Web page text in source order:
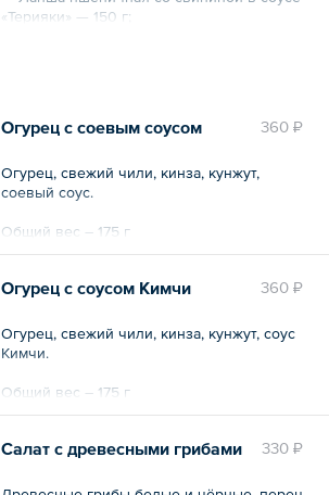
«Терияки» — 150 г;
360 ₽
Огурец с соевым соусом
Огурец, свежий чили, кинза, кунжут,
соевый соус.
Общий вес – 175 г
360 ₽
Огурец с соусом Кимчи
Огурец, свежий чили, кинза, кунжут, соус
Кимчи.
Общий вес – 175 г
330 ₽
Салат с древесными грибами